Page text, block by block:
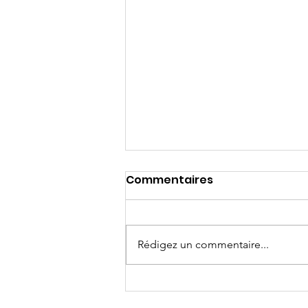
Commentaires
Rédigez un commentaire...